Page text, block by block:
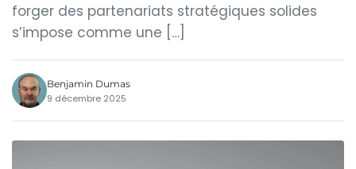
forger des partenariats stratégiques solides
s’impose comme une […]
Benjamin Dumas
9 décembre 2025